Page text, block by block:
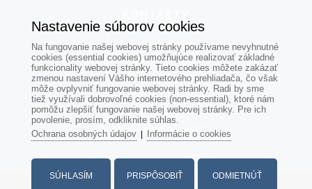
LEASING EXPERT
Matúškovo č.56
925 01 Matúškovo
Tel.: 0948 828 711
Email: info@leasingexpert.sk
Nastavenie súborov cookies
Na fungovanie našej webovej stránky používame nevyhnutné
cookies (essential cookies) umožňujúce realizovať základné
funkcionality webovej stránky. Tieto cookies môžete zakázať
zmenou nastavení Vášho internetového prehliadača, čo však
môže ovplyvniť fungovanie webovej stránky. Radi by sme
tiež využívali dobrovoľné cookies (non-essential), ktoré nám
pomôžu zlepšiť fungovanie našej webovej stránky. Pre ich
povolenie, prosím, odkliknite súhlas.
Ochrana osobných údajov| Informácie o cookies
SÚHLASÍM PRISPÔSOBIŤ ODMIETNÚŤ